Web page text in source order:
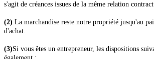
s'agit de créances issues de la même relation
(2) La marchandise reste notre propriété jusqu'au
d'achat.
(3)Si vous êtes un entrepreneur, les dispositions